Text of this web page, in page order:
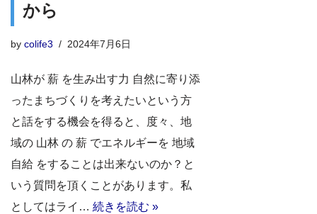
から
by colife3 2024年7月6日
山林が 薪 を生み出す力 自然に寄り添
ったまちづくりを考えたいという方
と話をする機会を得ると、度々、地
域の 山林 の 薪 でエネルギーを 地域
自給 をすることは出来ないのか？と
いう質問を頂くことがあります。私
としてはライ… 続きを読む »